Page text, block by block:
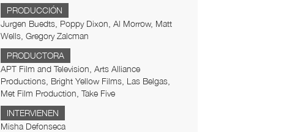
PRODUCCIÓN
Jurgen Buedts, Poppy Dixon, Al Morrow, Matt
Wells, Gregory Zalcman
PRODUCTORA
APT Film and Television, Arts Alliance
Productions, Bright Yellow Films, Las Belgas,
Met Film Production, Take Five
INTERVIENEN
Misha Defonseca